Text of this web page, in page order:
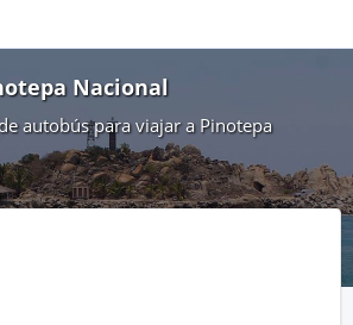
Nacional
autobús para viajar a Pinotepa